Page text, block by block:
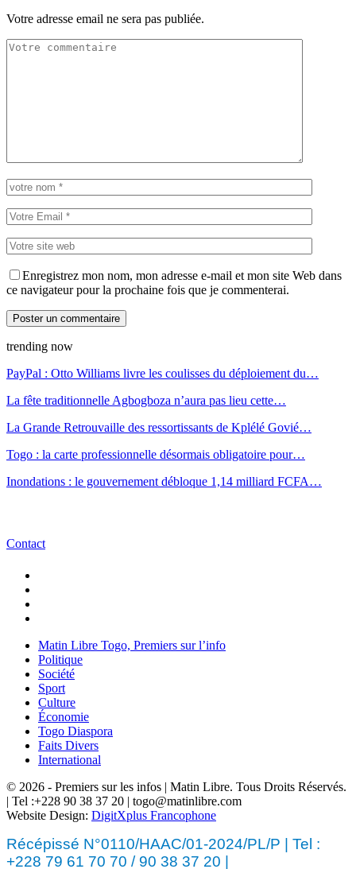
Votre adresse email ne sera pas publiée.
Enregistrez mon nom, mon adresse e-mail et mon site Web dans
ce navigateur pour la prochaine fois que je commenterai.
trending now
PayPal : Otto Williams livre les coulisses du déploiement du…
La fête traditionnelle Agbogboza n’aura pas lieu cette…
La Grande Retrouvaille des ressortissants de Kplélé Govié…
Togo : la carte professionnelle désormais obligatoire pour…
Inondations : le gouvernement débloque 1,14 milliard FCFA…
Contact
Matin Libre Togo, Premiers sur l’info
Politique
Société
Sport
Culture
Économie
Togo Diaspora
Faits Divers
International
© 2026 - Premiers sur les infos | Matin Libre. Tous Droits Réservés.
| Tel :+228 90 38 37 20 | togo@matinlibre.com
Website Design: DigitXplus Francophone
Récépissé N°0110/HAAC/01-2024/PL/P | Tel :
+228 79 61 70 70 / 90 38 37 20 |